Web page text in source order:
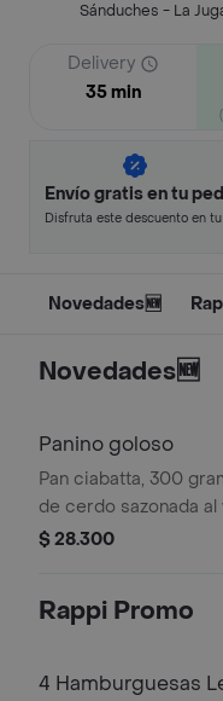
Sánduches - La
Delivery
35 min
Envío gratis en tu
Disfruta este descuento en
Novedades🆕
Novedades🆕
Panino goloso
Pan ciabatta, 300
de cerdo sazonada
estilo italiano, queso
$ 28.300
Rappi Promo
4 Hamburguesas